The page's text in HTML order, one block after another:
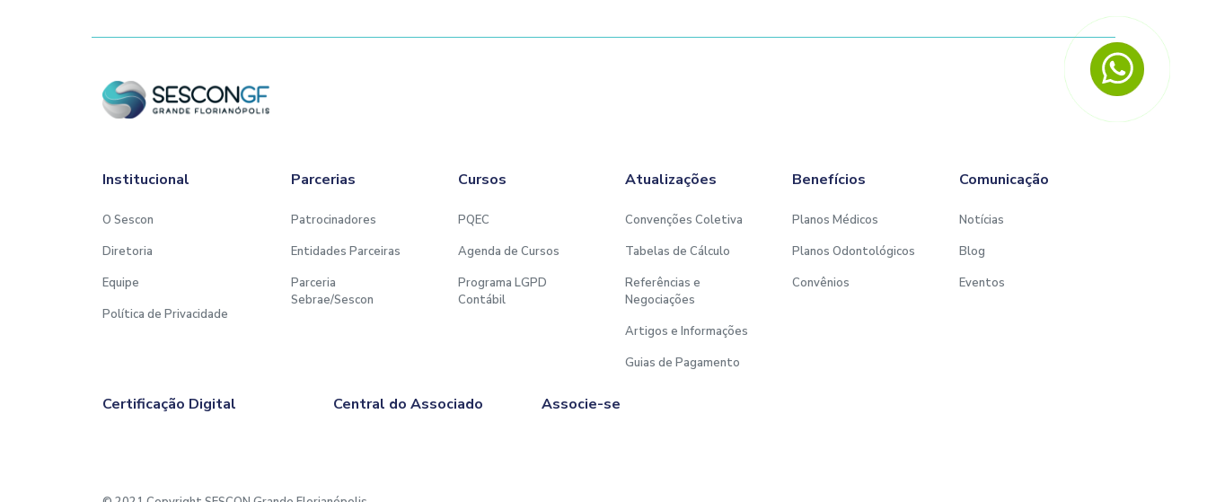
Institucional
O Sescon
Diretoria
Equipe
Política de Privacidade
Parcerias
Patrocinadores
Entidades Parceiras
Parceria
Sebrae/Sescon
Cursos
PQEC
Agenda de Cursos
Programa LGPD
Contábil
Atualizações
Convenções Coletiva
Tabelas de Cálculo
Referências e
Negociações
Artigos e Informações
Guias de Pagamento
Benefícios
Planos Médicos
Planos Odontológicos
Convênios
Comunicação
Notícias
Blog
Eventos
Certificação Digital Central do Associado Associe-se